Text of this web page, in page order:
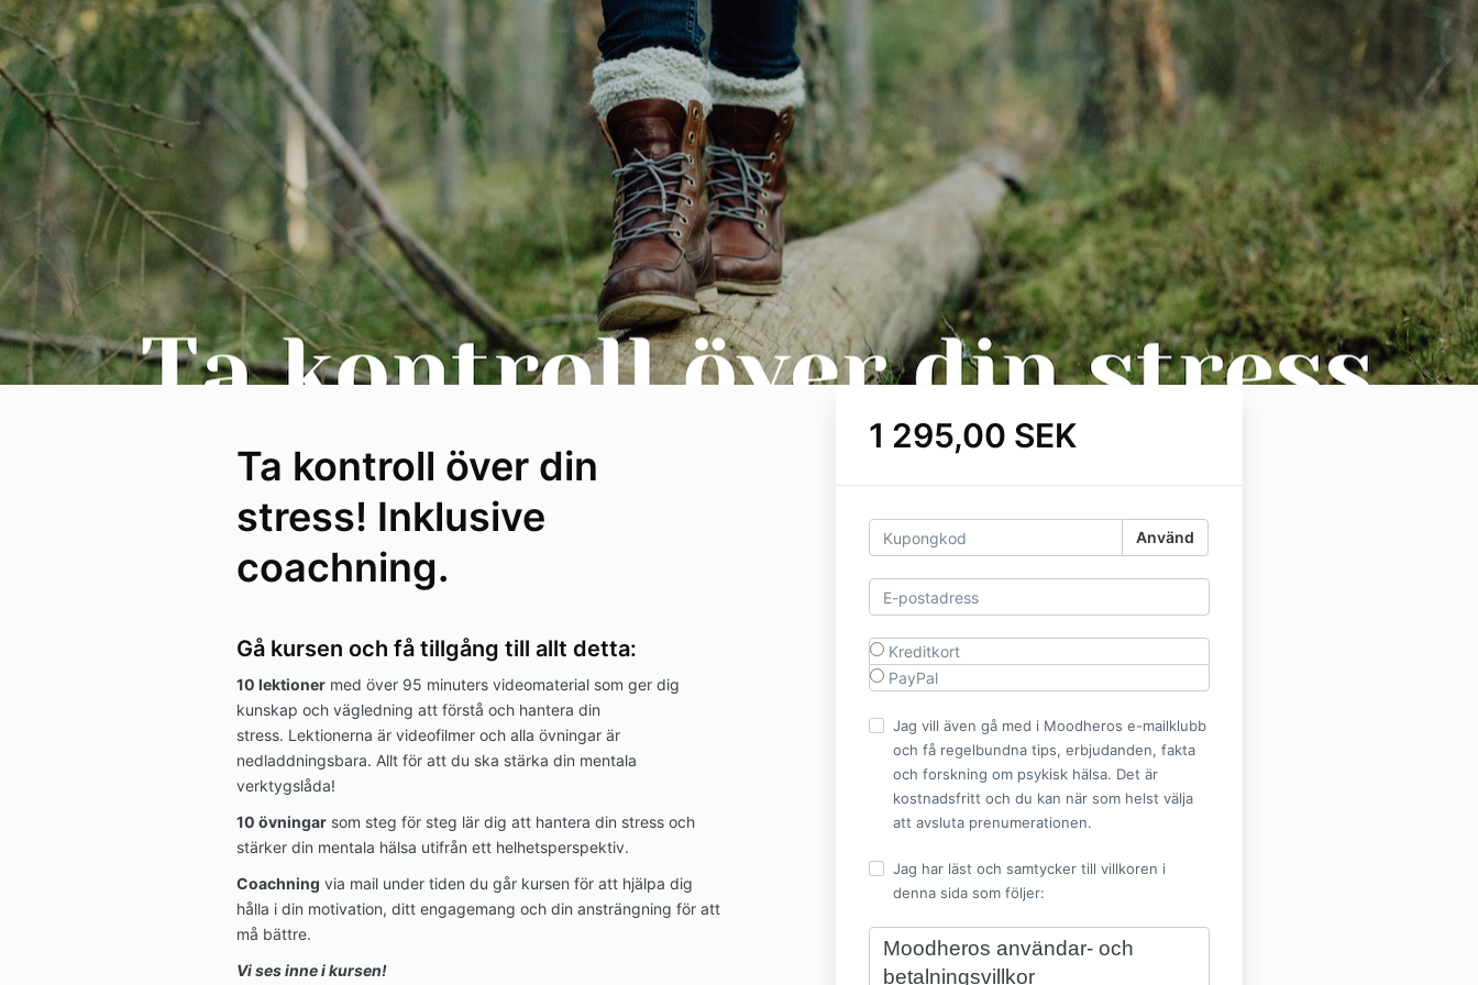
1 295,00 SEK
Använd
Kreditkort
PayPal
Jag vill även gå med i Moodheros e-mailklubb
och få regelbundna tips, erbjudanden, fakta
och forskning om psykisk hälsa. Det är
kostnadsfritt och du kan när som helst välja
att avsluta prenumerationen.
Jag har läst och samtycker till villkoren i
denna sida som följer:
Moodheros användar- och
betalningsvillkor
Ta kontroll över din
stress! Inklusive
coachning.
Gå kursen och få tillgång till allt detta:
10 lektionermed över 95 minuters videomaterial som ger dig
kunskap och vägledning att förstå och hantera din
stress. Lektionerna är videofilmer och alla övningar är
nedladdningsbara. Allt för att du ska stärka din mentala
verktygslåda!
10 övningarsom steg för steg lär dig att hantera din stress och
stärker din mentala hälsa utifrån ett helhetsperspektiv.
Coachning via mail under tiden du går kursen för att hjälpa dig
hålla i din motivation, ditt engagemang och din ansträngning för att
må bättre.
Vi ses inne i kursen!